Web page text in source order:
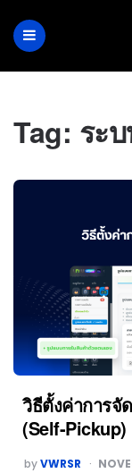
Tag: ระ
วิธีตั้งค่าการจั
(Self-Pickup)
byVWRSR